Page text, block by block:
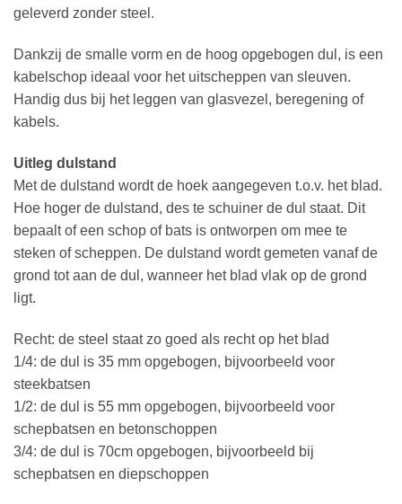
geleverd zonder steel.
Dankzij de smalle vorm en de hoog opgebogen dul, is een
kabelschop ideaal voor het uitscheppen van sleuven.
Handig dus bij het leggen van glasvezel, beregening of
kabels.
Uitleg dulstand
Met de dulstand wordt de hoek aangegeven t.o.v. het blad.
Hoe hoger de dulstand, des te schuiner de dul staat. Dit
bepaalt of een schop of bats is ontworpen om mee te
steken of scheppen. De dulstand wordt gemeten vanaf de
grond tot aan de dul, wanneer het blad vlak op de grond
ligt.
Recht: de steel staat zo goed als recht op het blad
1/4: de dul is 35 mm opgebogen, bijvoorbeeld voor
steekbatsen
1/2: de dul is 55 mm opgebogen, bijvoorbeeld voor
schepbatsen en betonschoppen
3/4: de dul is 70cm opgebogen, bijvoorbeeld bij
schepbatsen en diepschoppen